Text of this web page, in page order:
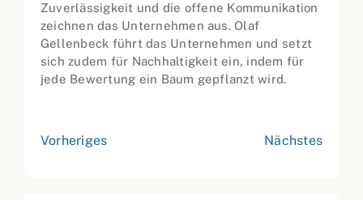
Zuverlässigkeit und die offene Kommunikation
zeichnen das Unternehmen aus. Olaf
Gellenbeck führt das Unternehmen und setzt
sich zudem für Nachhaltigkeit ein, indem für
jede Bewertung ein Baum gepflanzt wird.
Vorheriges Nächstes